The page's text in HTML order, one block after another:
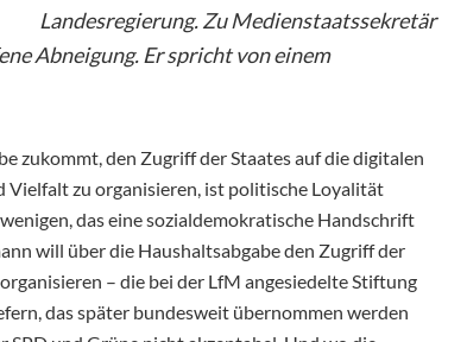
Landesregierung. Zu Medienstaatssekretär
Abneigung. Er spricht von einem
zukommt, den Zugriff der Staates auf die digitalen
zu organisieren, ist politische Loyalität
das eine sozialdemokratische Handschrift
will über die Haushaltsabgabe den Zugriff der
– die bei der LfM angesiedelte Stiftung
das später bundesweit übernommen werden